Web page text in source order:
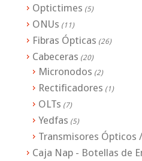
Optictimes (5)
ONUs (11)
Fibras Ópticas (26)
Cabeceras (20)
Micronodos (2)
Rectificadores (1)
OLTs (7)
Yedfas (5)
Transmisores Ópticos
Caja Nap - Botellas de